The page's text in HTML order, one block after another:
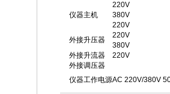
仪器主机
220V
380V
220V
外接升压器
220V
380V
外接升流器
220V
外接调压器
仪器工作电源AC 220V/380V